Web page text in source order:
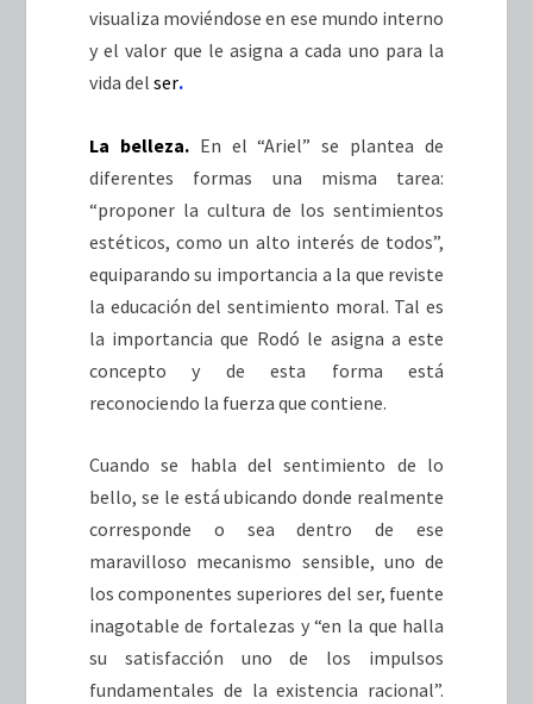
visualiza moviéndose en ese mundo interno
y el valor que le asigna a cada uno para la
vida del ser.
La belleza.En el “Ariel” se plantea de
diferentes formas una misma tarea:
“proponer la cultura de los sentimientos
estéticos, como un alto interés de todos”,
equiparando su importancia a la que reviste
la educación del sentimiento moral. Tal es
la importancia que Rodó le asigna a este
concepto y de esta forma está
reconociendo la fuerza que contiene.
Cuando se habla del sentimiento de lo
bello, se le está ubicando donde realmente
corresponde o sea dentro de ese
maravilloso mecanismo sensible, uno de
los componentes superiores del ser, fuente
inagotable de fortalezas y “en la que halla
su satisfacción uno de los impulsos
fundamentales de la existencia racional”.